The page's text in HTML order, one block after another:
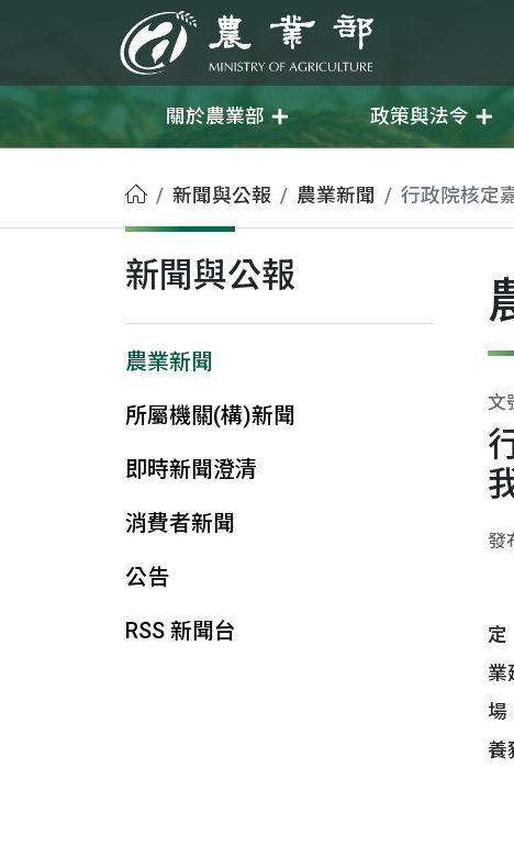
農業部
關於農業部 政策與法令
首頁新聞與公報 農業新聞 行政院核定
新聞與公報
農業新聞
所屬機關(構)新聞
即時新聞澄清
消費者新聞
公告
RSS 新聞台
文
發
定
業
場
養